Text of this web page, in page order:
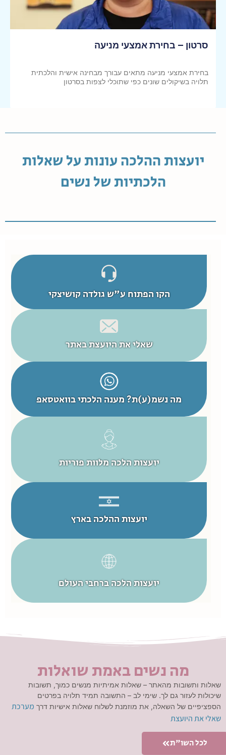
סרטון – בחירת אמצעי מניעה
בחירת אמצעי מניעה מתאים עבורך מבחינה אישית והלכתית
תלויה בשיקולים שונים כפי שתוכלי לצפות בסרטון
יועצות ההלכה עונות על שאלות
הלכתיות של נשים
הקו הפתוח ע"ש גולדה קושיצקי
שאלי את היועצת באתר
מה נשמ(ע)ת? מענה הלכתי בוואטסאפ
יועצות הלכה מלוות פוריות
יועצות ההלכה בארץ
יועצות הלכה ברחבי העולם
מה נשים באמת שואלות
שאלות ותשובות מהאתר – שאלות אמיתיות מנשים כמוך, תשובות
שיכולות לעזור גם לך. שימי לב – התשובה תמיד תלויה בפרטים
הספציפיים של השאלה, את מוזמנת לשלוח שאלות אישיות דרך מערכת
שאלי את היועצת
לכל השו"ת